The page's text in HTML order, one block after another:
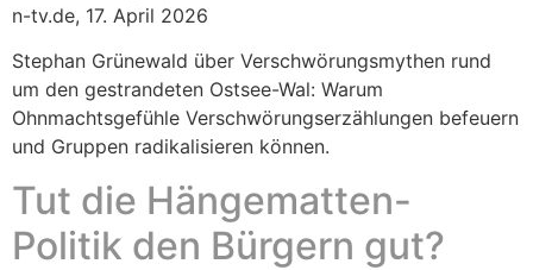
n-tv.de, 17. April 2026
Stephan Grünewald über Verschwörungsmythen rund
um den gestrandeten Ostsee-Wal: Warum
Ohnmachtsgefühle Verschwörungserzählungen befeuern
und Gruppen radikalisieren können.
Tut die Hängematten-
Politik den Bürgern gut?